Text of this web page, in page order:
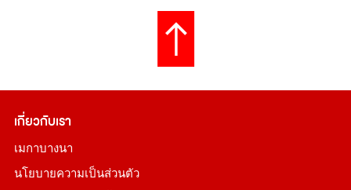
เกี่ยวกับเรา
เมกาบางนา
นโยบายความเป็นส่วนตัว